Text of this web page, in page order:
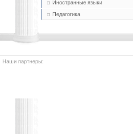
Иностранные языки
Педагогика
Наши партнеры: